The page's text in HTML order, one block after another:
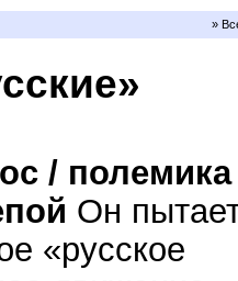
»
/ полемика
Он
«русское